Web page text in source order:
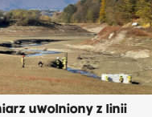
uwolniony z linii